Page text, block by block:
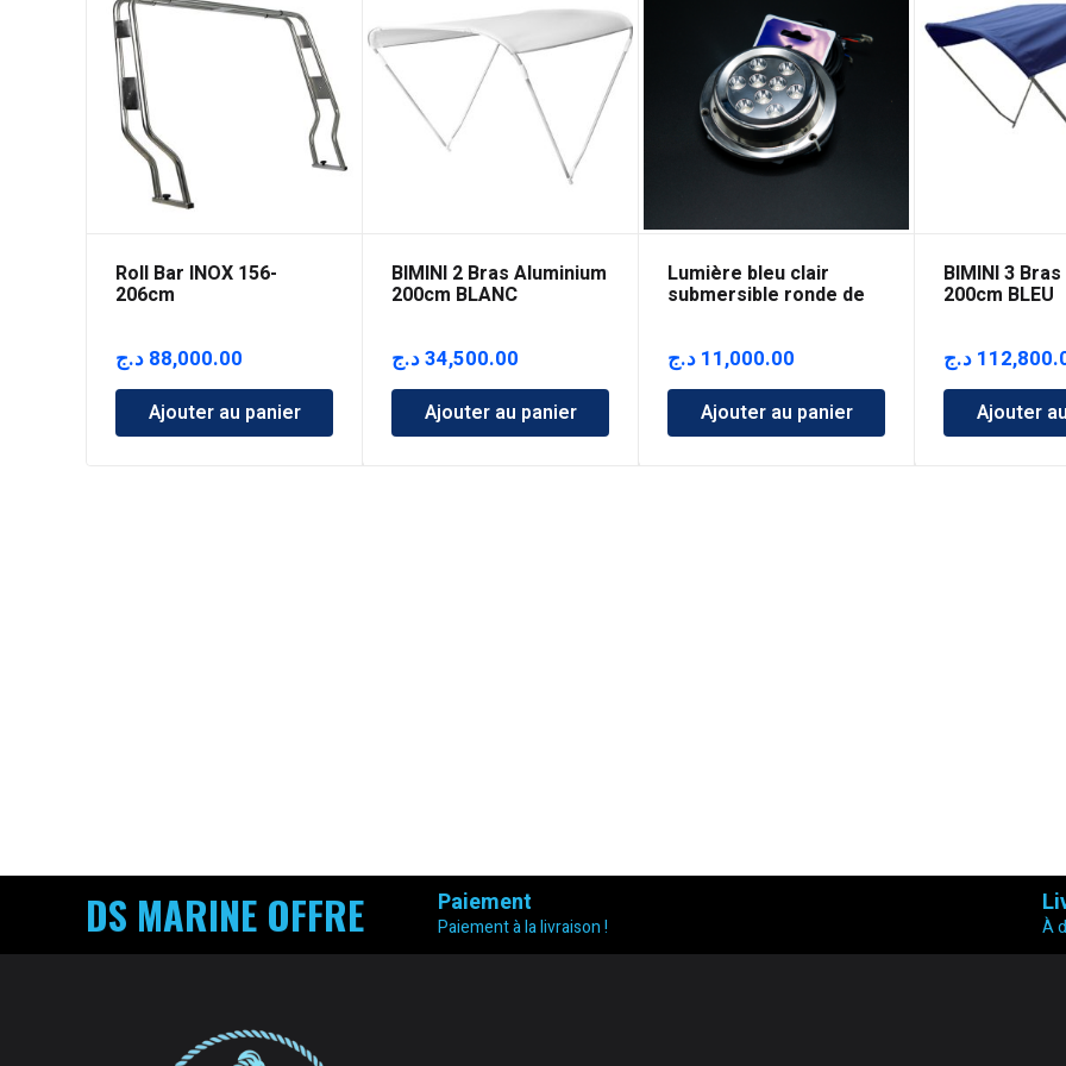
Roll Bar INOX 156-
206cm
88,000.00 د.ج
Ajouter au panier
BIMINI 2 Bras Aluminium
200cm BLANC
34,500.00د.ج
Ajouter au panier
Lumière bleu clair
submersible ronde de
11,000.00 د.ج
Ajouter au panier
BIMINI 3 Bras
200cm BLEU
د.ج
Ajouter
DS MARINE OFFRE Paiement
Paiement à la livraison ! À